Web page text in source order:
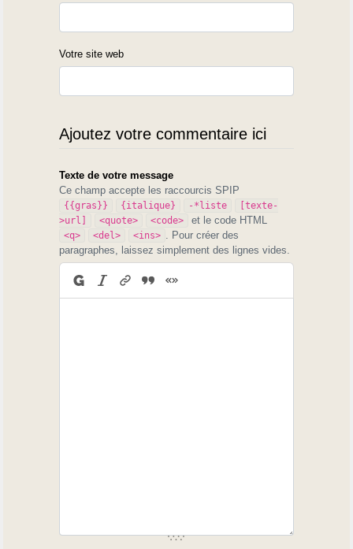
Votre site web
Ajoutez votre commentaire ici
Texte de votre message
Ce champ accepte les raccourcis SPIP
{{gras}} {italique} -*liste
[texte-
>url]
<quote> <code> et le code HTML
<q> <del> <ins>
. Pour créer des
paragraphes, laissez simplement des lignes vides.